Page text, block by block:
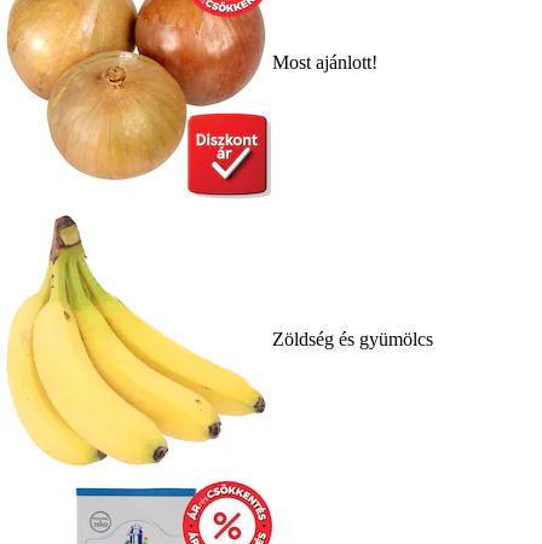
Most ajánlott!
Zöldség és gyümölcs